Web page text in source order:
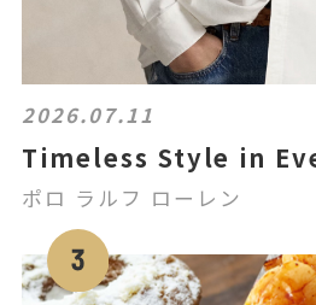
2026.07.11
Timeless Style in
ポロ ラルフ ローレン